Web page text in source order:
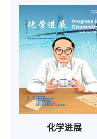
化学进展